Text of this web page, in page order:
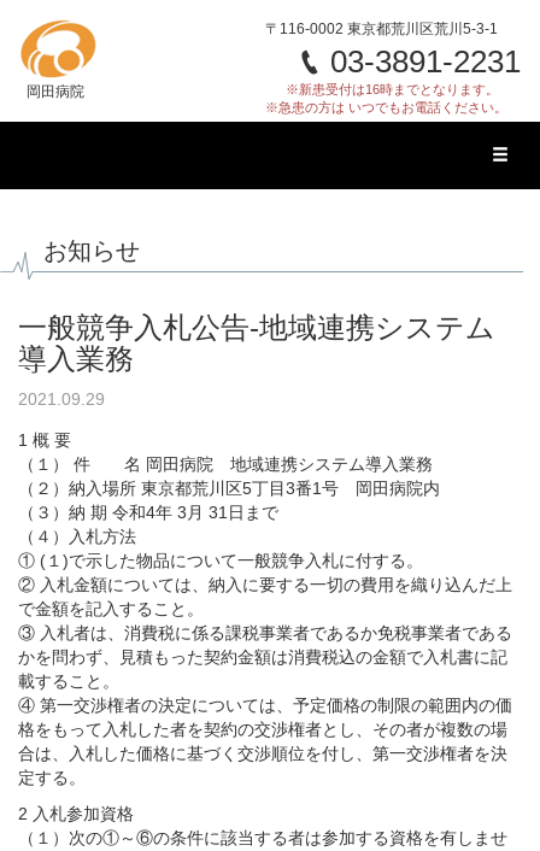
岡田病院
〒116-0002 東京都荒川区荒川5-3-1
03-3891-2231
※新患受付は16時までとなります。
※急患の方は いつでもお電話ください。
Toggle
お知らせ
一般競争入札公告-地域連携システム
導入業務
2021.09.29
1 概 要
（１） 件 名 岡田病院 地域連携システム導入業務
（２）納入場所 東京都荒川区5丁目3番1号 岡田病院内
（３）納 期 令和4年 3月 31日まで
（４）入札方法
① (１)で示した物品について一般競争入札に付する。
② 入札金額については、納入に要する一切の費用を織り込んだ上
で金額を記入すること。
③ 入札者は、消費税に係る課税事業者であるか免税事業者である
かを問わず、見積もった契約金額は消費税込の金額で入札書に記
載すること。
④ 第一交渉権者の決定については、予定価格の制限の範囲内の価
格をもって入札した者を契約の交渉権者とし、その者が複数の場
合は、入札した価格に基づく交渉順位を付し、第一交渉権者を決
定する。
2 入札参加資格
（１）次の①～⑥の条件に該当する者は参加する資格を有しませ